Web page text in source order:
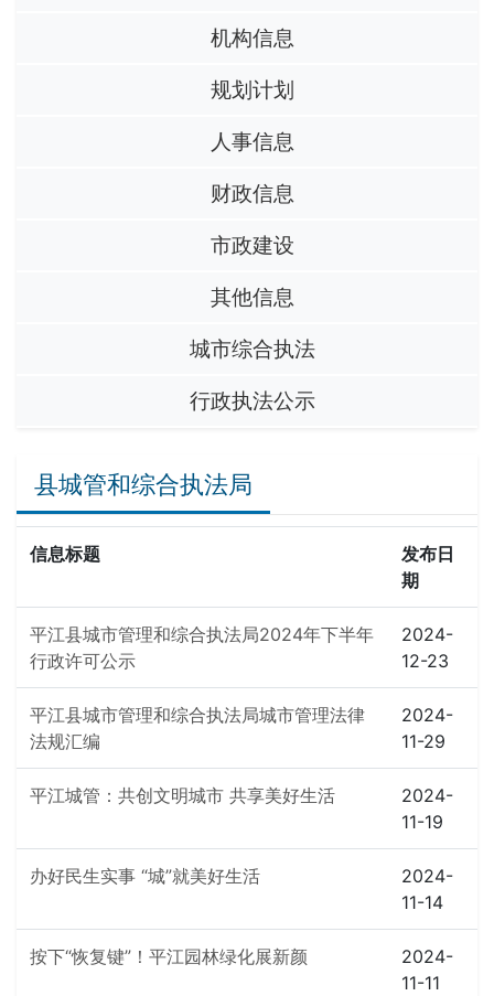
机构信息
规划计划
人事信息
财政信息
市政建设
其他信息
城市综合执法
行政执法公示
县城管和综合执法局
信息标题
发布日
期
平江县城市管理和综合执法局2024年下半年
行政许可公示
2024-
12-23
平江县城市管理和综合执法局城市管理法律
法规汇编
2024-
11-29
平江城管：共创文明城市 共享美好生活
2024-
11-19
办好民生实事 “城”就美好生活
2024-
11-14
按下“恢复键”！平江园林绿化展新颜
2024-
11-11